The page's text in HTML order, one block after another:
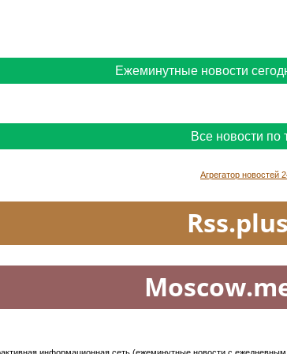
Ежеминутные новости
Все новости по
Агрегатор новостей
Rss.plus